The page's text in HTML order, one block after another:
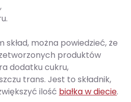
skład, można powiedzieć, że
produktów
dodatku cukru,
trans. Jest to składnik,
ilość białka w diecie.